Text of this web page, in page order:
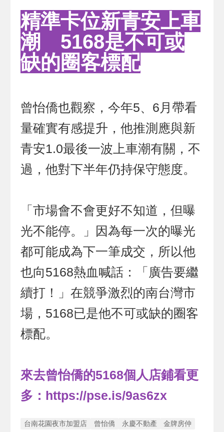
精準卡位新青安上車
潮 5168是不可或
缺的圈客標配
曾怡僑也觀察，今年5、6月帶看
量確實有感提升，他推測應與新
青安1.0最後一波上車潮有關，不
過，他對下半年仍持保守態度。
「市場會不會更好不知道，但曝
光不能停。」因為每一次的曝光
都可能成為下一筆成交，所以他
也向5168熱血喊話：「廣告要繼
續打！」在競爭激烈的南台灣市
場，5168已是他不可或缺的圈客
標配。
來去曾怡僑的5168個人店鋪看更
多： https://pse.is/9as6zx
台南花園夜市加盟店 曾怡僑 永慶不動產 金牌房仲